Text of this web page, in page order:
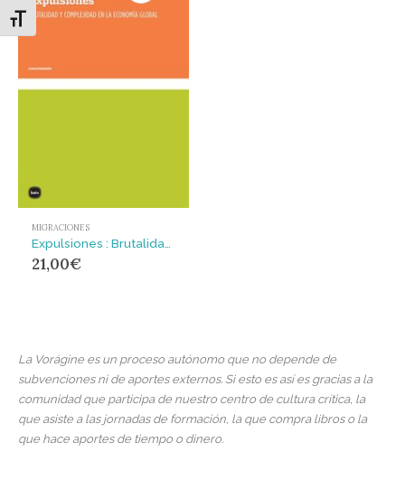
Alternar tamaño de letra
MIGRACIONES
21,00€
La Vorágine es un proceso autónomo que no depende de
subvenciones ni de aportes externos. Si esto es así es gracias a la
comunidad que participa de nuestro centro de cultura crítica, la
que asiste a las jornadas de formación, la que compra libros o la
que hace aportes de tiempo o dinero.